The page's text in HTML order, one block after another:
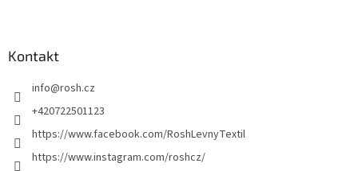
Kontakt
info@rosh.cz
+420722501123
https://www.facebook.com/RoshLevnyTextil
https://www.instagram.com/roshcz/